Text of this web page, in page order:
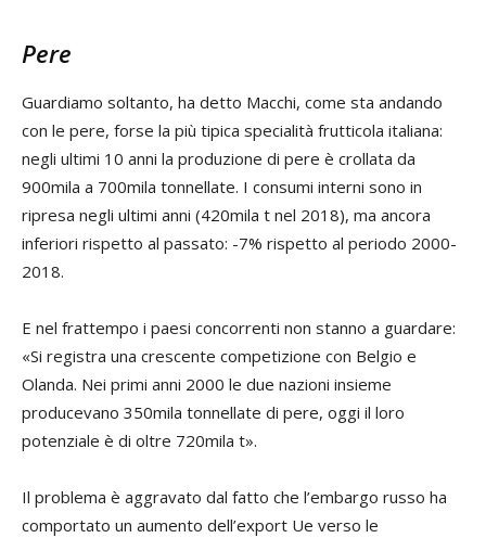
Pere
Guardiamo soltanto, ha detto Macchi, come sta andando
con le pere, forse la più tipica specialità frutticola italiana:
negli ultimi 10 anni la produzione di pere è crollata da
900mila a 700mila tonnellate. I consumi interni sono in
ripresa negli ultimi anni (420mila t nel 2018), ma ancora
inferiori rispetto al passato: -7% rispetto al periodo 2000-
2018.
E nel frattempo i paesi concorrenti non stanno a guardare:
«Si registra una crescente competizione con Belgio e
Olanda. Nei primi anni 2000 le due nazioni insieme
producevano 350mila tonnellate di pere, oggi il loro
potenziale è di oltre 720mila t».
Il problema è aggravato dal fatto che l’embargo russo ha
comportato un aumento dell’export Ue verso le